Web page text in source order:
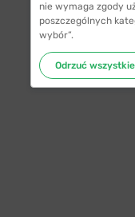
nie wymaga zgody
poszczególnych
wybór”.
Odrzuć wszystkie